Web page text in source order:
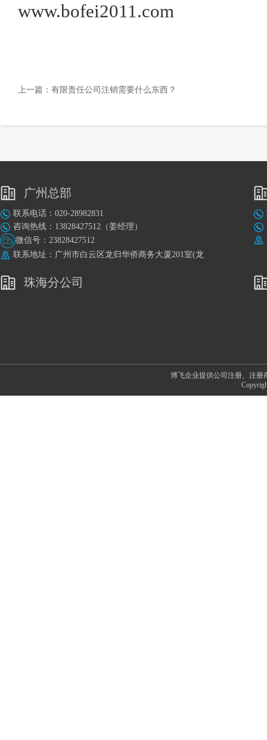
www.bofei2011.com
上一篇： 有限责任公司注销需要什么东西？
广州总部
联系电话：020-28982831
咨询热线：13828427512（姜经理）
微信号：23828427512
联系地址：广州市白云区龙归华侨商务大厦201室(龙
珠海分公司
博飞企业提供公司注册、注册